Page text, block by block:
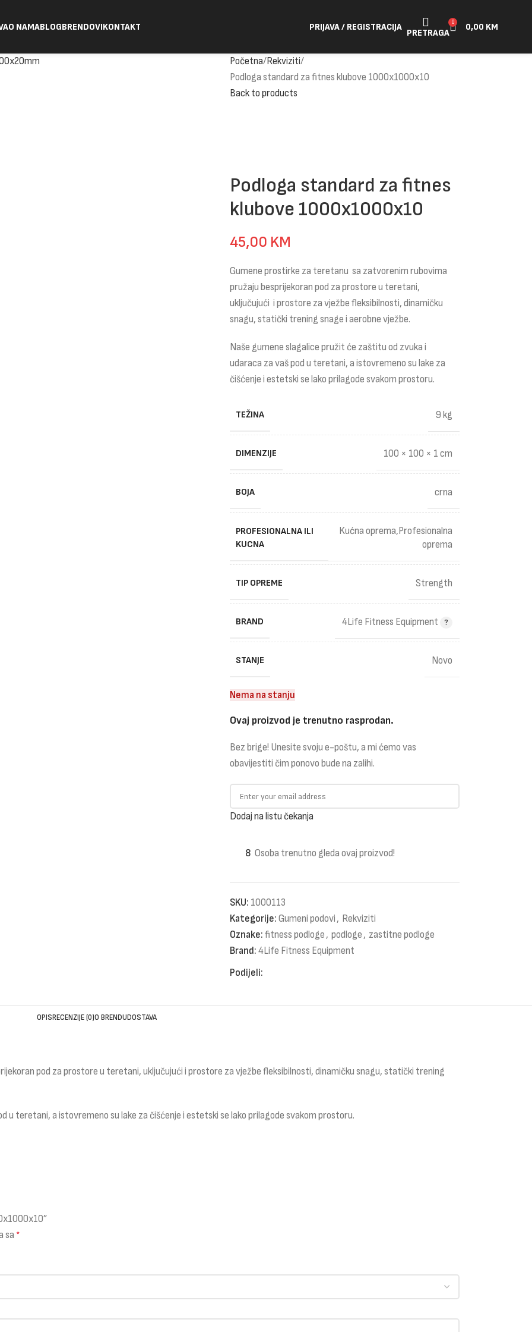
O NAMABLOGBRENDOVIKONTAKT PRIJAVA / REGISTRACIJA
PRETRAGA
0 0,00 KM
Početna Rekviziti
Podloga standard za fitnes klubove 1000x1000x10
Back to products
Podloga standard za fitnes
klubove 1000x1000x10
45,00 KM
Gumene prostirke za teretanu sa zatvorenim rubovima
pružaju besprijekoran pod za prostore u teretani,
uključujući i prostore za vježbe fleksibilnosti, dinamičku
snagu, statički trening snage i aerobne vježbe.
Naše gumene slagalice pružit će zaštitu od zvuka i
udaraca za vaš pod u teretani, a istovremeno su lake za
čišćenje i estetski se lako prilagode svakom prostoru.
TEŽINA 9 kg
DIMENZIJE 100 × 100 × 1 cm
BOJA crna
PROFESIONALNA ILI
KUCNA
Kućna oprema,Profesionalna
oprema
TIP OPREME Strength
BRAND 4Life Fitness Equipment
STANJE Novo
Nema na stanju
Ovaj proizvod je trenutno rasprodan.
Bez brige! Unesite svoju e-poštu, a mi ćemo vas
obavijestiti čim ponovo bude na zalihi.
Dodaj na listu čekanja
8 Osoba trenutno gleda ovaj proizvod!
SKU: 1000113
Kategorije: Gumeni podovi , Rekviziti
Oznake: fitness podloge , podloge , zastitne podloge
Brand: 4Life Fitness Equipment
Podijeli:
OPISRECENZIJE (0)O BRENDUDOSTAVA
pod za prostore u teretani, uključujući i prostore za vježbe fleksibilnosti, dinamičku snagu, statički trening
u teretani, a istovremeno su lake za čišćenje i estetski se lako prilagode svakom prostoru.
sa *